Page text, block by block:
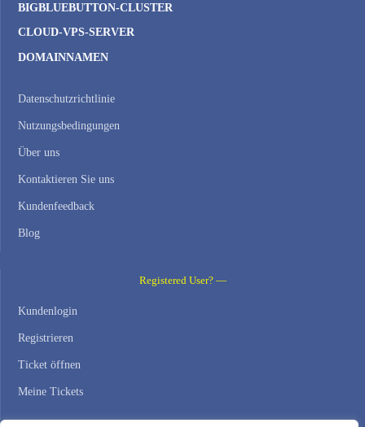
BIGBLUEBUTTON-CLUSTER
CLOUD-VPS-SERVER
DOMAINNAMEN
Datenschutzrichtlinie
Nutzungsbedingungen
Über uns
Kontaktieren Sie uns
Kundenfeedback
Blog
Registered User? —
Kundenlogin
Registrieren
Ticket öffnen
Meine Tickets